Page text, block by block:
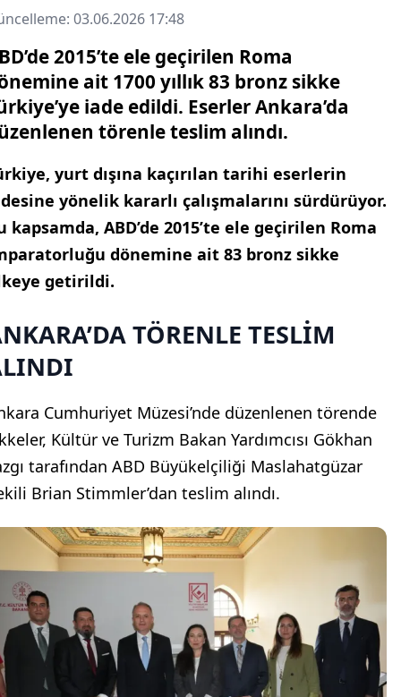
03.06.2026 17:48
2015’te ele geçirilen Roma
ait 1700 yıllık 83 bronz sikke
iade edildi. Eserler Ankara’da
törenle teslim alındı.
yurt dışına kaçırılan tarihi eserlerin
yönelik kararlı çalışmalarını sürdürüyor.
kapsamda, ABD’de 2015’te ele geçirilen Roma
dönemine ait 83 bronz sikke
getirildi.
TÖRENLE TESLİM
Cumhuriyet Müzesi’nde düzenlenen törende
Kültür ve Turizm Bakan Yardımcısı Gökhan
tarafından ABD Büyükelçiliği Maslahatgüzar
Brian Stimmler’dan teslim alındı.